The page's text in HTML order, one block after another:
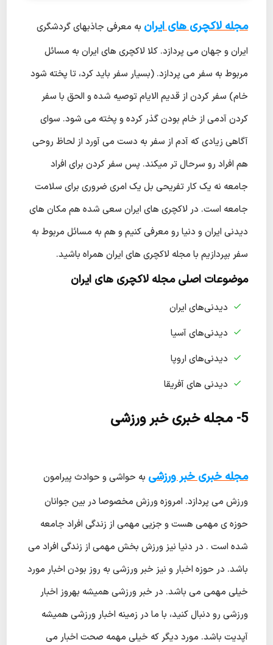
مجله لاکچری های ایران به معرفی جاذبهای گردشگری
ایران و جهان می پردازد. کلا لاکچری های ایران به مسائل
مربوط به سفر می پردازد. (بسیار سفر باید کرد، تا پخته شود
خام) سفر کردن از قدیم الایام توصیه شده و الحق با سفر
کردن آدمی از خام بودن گذر کرده و پخته می شود. سوای
آگاهی زیادی که آدم از سفر به دست می آورد از لحاظ روحی
هم افراد رو سرحال تر میکند. پس سفر کردن برای افراد
جامعه نه یک کار تفریحی بل یک امری ضروری برای سلامت
جامعه است. در لاکچری های ایران سعی شده هم مکان های
دیدنی ایران و دنیا رو معرفی کنیم و هم به مسائل مربوط به
سفر بپردازیم با مجله لاکچری های ایران همراه باشید.
موضوعات اصلی مجله لاکچری های ایران
دیدنی‌های ایران
دیدنی‌های آسیا
دیدنی‌های اروپا
دیدنی های آفریقا
5- مجله خبری خبر ورزشی
مجله خبری خبر ورزشی به حواشی و حوادث پیرامون
ورزش می پردازد. امروزه ورزش مخصوصا در بین جوانان
حوزه ی مهمی هست و جزیی مهمی از زندگی افراد جامعه
شده است . در دنیا نیز ورزش بخش مهمی از زندگی افراد می
باشد. در حوزه اخبار و نیز خبر ورزشی به روز بودن اخبار مورد
خیلی مهمی می باشد. در خبر ورزشی همیشه بهروز اخبار
ورزشی رو دنبال کنید، با ما در زمینه اخبار ورزشی همیشه
آپدیت باشد. مورد دیگر که خیلی مهمه صحت اخبار می